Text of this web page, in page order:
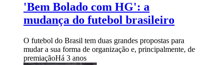
'Bem Bolado com HG': a
mudança do futebol brasileiro
O futebol do Brasil tem duas grandes propostas para
mudar a sua forma de organização e, principalmente, de
premiaçãoHá 3 anos